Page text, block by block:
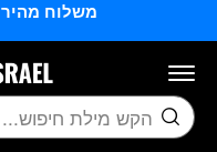
משלוח
חיפוש